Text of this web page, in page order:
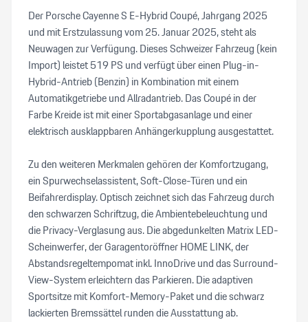
Der Porsche Cayenne S E-Hybrid Coupé, Jahrgang 2025
und mit Erstzulassung vom 25. Januar 2025, steht als
Neuwagen zur Verfügung. Dieses Schweizer Fahrzeug (kein
Import) leistet 519 PS und verfügt über einen Plug-in-
Hybrid-Antrieb (Benzin) in Kombination mit einem
Automatikgetriebe und Allradantrieb. Das Coupé in der
Farbe Kreide ist mit einer Sportabgasanlage und einer
elektrisch ausklappbaren Anhängerkupplung ausgestattet.
Zu den weiteren Merkmalen gehören der Komfortzugang,
ein Spurwechselassistent, Soft-Close-Türen und ein
Beifahrerdisplay. Optisch zeichnet sich das Fahrzeug durch
den schwarzen Schriftzug, die Ambientebeleuchtung und
die Privacy-Verglasung aus. Die abgedunkelten Matrix LED-
Scheinwerfer, der Garagentoröffner HOME LINK, der
Abstandsregeltempomat inkl. InnoDrive und das Surround-
View-System erleichtern das Parkieren. Die adaptiven
Sportsitze mit Komfort-Memory-Paket und die schwarz
lackierten Bremssättel runden die Ausstattung ab.